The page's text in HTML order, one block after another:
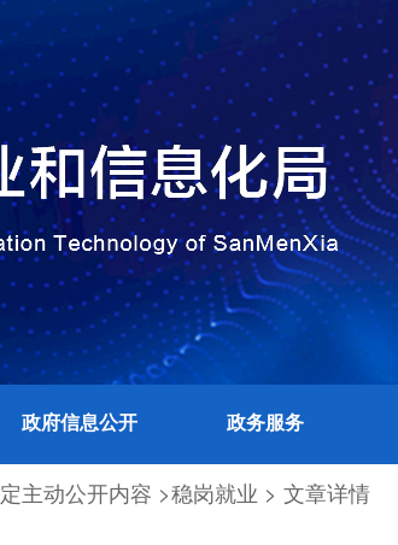
政府信息公开 政务服务
主动公开内容 >稳岗就业 > 文章详情